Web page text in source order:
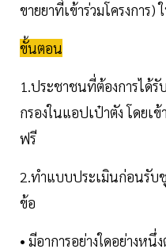
ขายยาที่เข้าร่วมโครงการ
ขั้นตอน
1.ประชาชนที่ต้องการได้
กรองในแอปเป๋าตัง โดยเ
ฟรี
2.ทำแบบประเมินก่อนรับ
ข้อ
• มีอาการอย่างใดอย่างห